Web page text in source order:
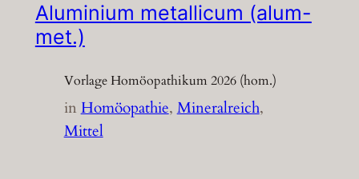
Aluminium metallicum (alum-
met.)
Vorlage Homöopathikum 2026 (hom.)
inHomöopathie, Mineralreich
Mittel